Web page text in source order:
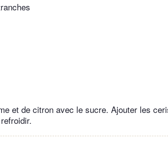
et de citron avec le sucre. Ajouter les